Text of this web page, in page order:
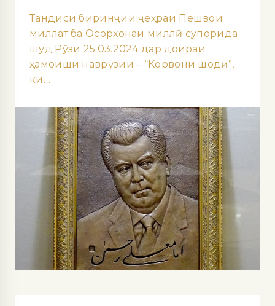
Тандиси биринҷии ҷеҳраи Пешвои
миллат ба Осорхонаи миллӣ супорида
шуд Рӯзи 25.03.2024 дар доираи
ҳамоиши наврӯзии – “Корвони шодӣ”,
ки…